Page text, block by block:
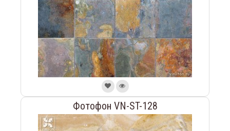
Фотофон VN-ST-128